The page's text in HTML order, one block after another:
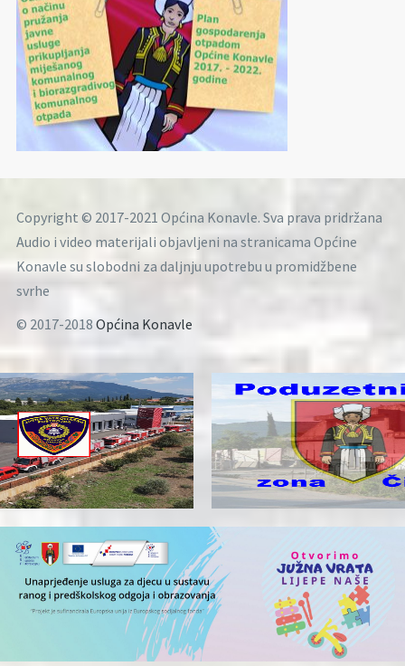
Copyright © 2017-2021 Općina Konavle. Sva prava pridržana
Audio i video materijali objavljeni na stranicama Općine
Konavle su slobodni za daljnju upotrebu u promidžbene
svrhe
© 2017-2018 Općina Konavle